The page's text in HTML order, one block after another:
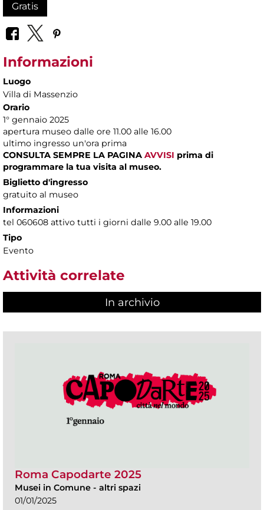
Gratis
Informazioni
Luogo
Villa di Massenzio
Orario
1° gennaio 2025
apertura museo dalle ore 11.00 alle 16.00
ultimo ingresso un'ora prima
CONSULTA SEMPRE LA PAGINA AVVISI prima di
programmare la tua visita al museo.
Biglietto d'ingresso
gratuito al museo
Informazioni
tel 060608 attivo tutti i giorni dalle 9.00 alle 19.00
Tipo
Evento
Attività correlate
In archivio
Roma Capodarte 2025
Musei in Comune - altri spazi
01/01/2025